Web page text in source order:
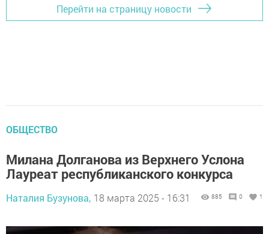
Перейти на страницу новости
ОБЩЕСТВО
Милана Долганова из Верхнего Услона
Лауреат республиканского конкурса
Наталия Бузунова, 18 марта 2025 - 16:31 885 0 1